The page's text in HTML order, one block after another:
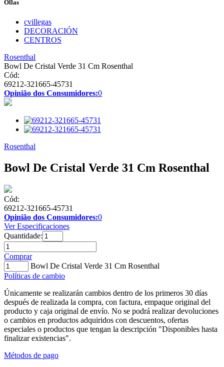
Ollas
cvillegas
DECORACIÓN
CENTROS
Rosenthal
Bowl De Cristal Verde 31 Cm Rosenthal
Cód:
69212-321665-45731
Opinião dos Consumidores:0
Rosenthal
Bowl De Cristal Verde 31 Cm Rosenthal
Cód:
69212-321665-45731
Opinião dos Consumidores:0
Ver Especificaciones
Quantidade:
Comprar
Bowl De Cristal Verde 31 Cm Rosenthal
Políticas de cambio
Únicamente se realizarán cambios dentro de los primeros 30 días
después de realizada la compra, con factura, empaque original del
producto y caja original de envío. No se podrá realizar devoluciones
o cambios en productos adquiridos con descuentos, ofertas
especiales o productos que tengan la descripción "Disponibles hasta
finalizar existencias".
Métodos de pago